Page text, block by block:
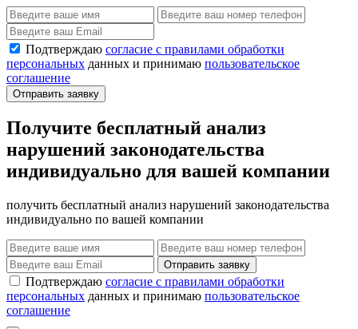
Подтверждаю согласие с правилами обработки
персональных данных и принимаю пользовательское
соглашение
Отправить заявку
Получите бесплатный анализ
нарушений законодательства
индивидуально для вашей компании
получить бесплатный анализ нарушений законодательства
индивидуально по вашей компании
Отправить заявку
Подтверждаю согласие с правилами обработки
персональных данных и принимаю пользовательское
соглашение